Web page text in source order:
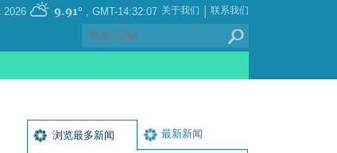
GMT-14:32:07
, Saturday 08 August 2026
9.91° 联系我们
|
关于我们
浏览最多新闻 最新新闻